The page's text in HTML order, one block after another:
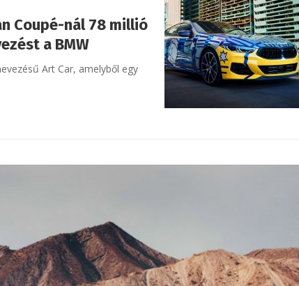
Coupé-nál 78 millió
a BMW
Art Car, amelyből egy